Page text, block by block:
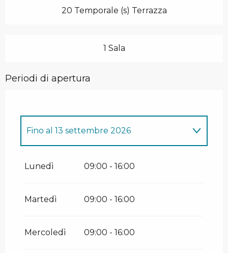
20 Temporale (s) Terrazza
1 Sala
Periodi di apertura
Fino al 13 settembre 2026
Lunedì 09:00 - 16:00
Martedì 09:00 - 16:00
Mercoledì 09:00 - 16:00